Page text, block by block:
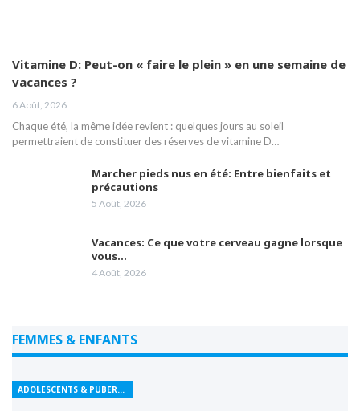
Vitamine D: Peut-on « faire le plein » en une semaine de
vacances ?
6 Août, 2026
Chaque été, la même idée revient : quelques jours au soleil
permettraient de constituer des réserves de vitamine D…
Marcher pieds nus en été: Entre bienfaits et
précautions
5 Août, 2026
Vacances: Ce que votre cerveau gagne lorsque
vous…
4 Août, 2026
FEMMES & ENFANTS
ADOLESCENTS & PUBERTÉ